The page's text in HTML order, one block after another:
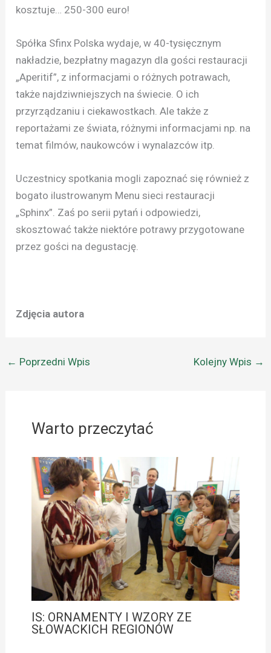
kosztuje… 250-300 euro!
Spółka Sfinx Polska wydaje, w 40-tysięcznym
nakładzie, bezpłatny magazyn dla gości restauracji
„Aperitif”, z informacjami o różnych potrawach,
także najdziwniejszych na świecie. O ich
przyrządzaniu i ciekawostkach. Ale także z
reportażami ze świata, różnymi informacjami np. na
temat filmów, naukowców i wynalazców itp.
Uczestnicy spotkania mogli zapoznać się również z
bogato ilustrowanym Menu sieci restauracji
„Sphinx”. Zaś po serii pytań i odpowiedzi,
skosztować także niektóre potrawy przygotowane
przez gości na degustację.
Zdjęcia autora
← Poprzedni Wpis Kolejny Wpis →
Warto przeczytać
IS: ORNAMENTY I WZORY ZE
SŁOWACKICH REGIONÓW